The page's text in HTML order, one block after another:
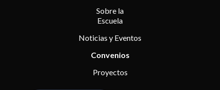
Sobre la
Escuela
Noticias y Eventos
Convenios
Proyectos